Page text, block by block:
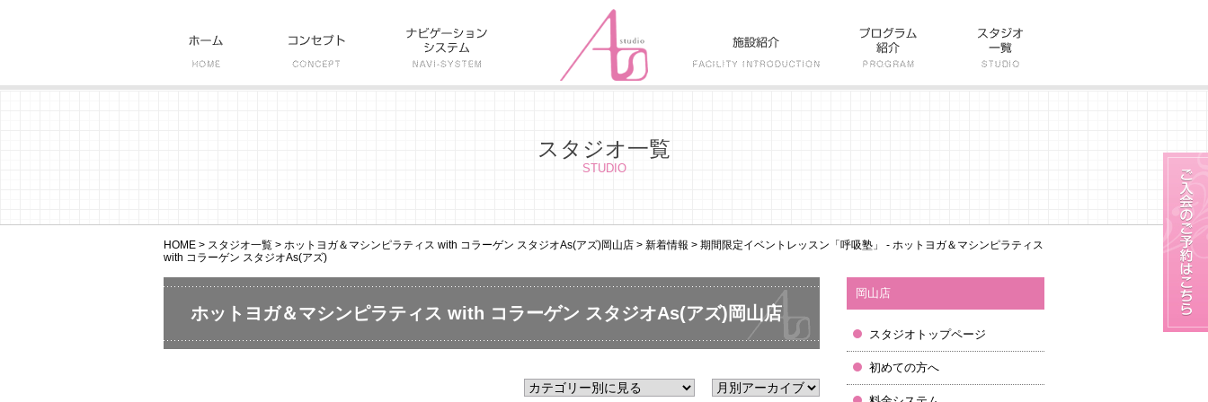
スタジオ一覧
STUDIO
HOME > スタジオ一覧 > ホットヨガ＆マシンピラティス with コラーゲン スタジオAs(アズ)岡山店 > 新着情報 > 期間限定イベントレッスン「呼吸塾」 - ホットヨガ＆マシンピラティス
with コラーゲン スタジオAs(アズ)
ホットヨガ＆マシンピラティス with コラーゲン スタジオAs(アズ)岡山店
岡山店
スタジオトップページ
初めての方へ